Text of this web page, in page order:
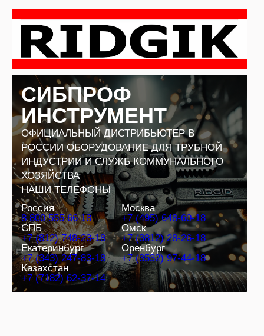
содержимому
СИБПРОФ
ИНСТРУМЕНТ
ОФИЦИАЛЬНЫЙ ДИСТРИБЬЮТЕР В
РОССИИ ОБОРУДОВАНИЕ ДЛЯ ТРУБНОЙ
ИНДУСТРИИ И СЛУЖБ КОММУНАЛЬНОГО
ХОЗЯЙСТВА
НАШИ ТЕЛЕФОНЫ
Россия
8 800 555 66 18
Москва
+7 (495) 648-60-18
СПБ
+7 (812) 748-23-18
Омск
+7 (3812) 28-26-18
Екатеринбург
+7 (343) 247-83-18
Оренбург
+7 (3532) 97-44-18
Казахстан
+7 (7182) 62-37-14